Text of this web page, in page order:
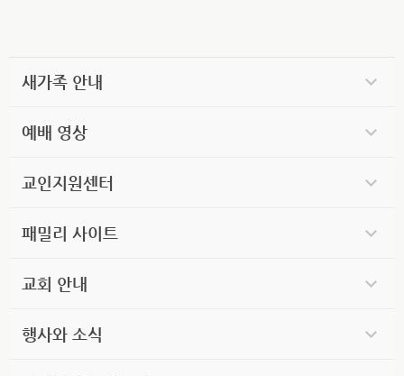
새가족 안내
예배 영상
교인지원센터
패밀리 사이트
교회 안내
행사와 소식